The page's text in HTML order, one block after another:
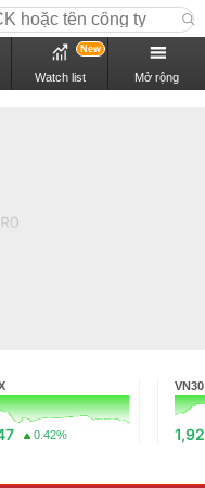
Watch list
New
Mở rộng
0.42%
VN30